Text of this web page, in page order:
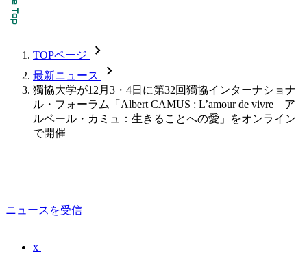
TOPページ chevron_forward
最新ニュース chevron_forward
獨協大学が12月3・4日に第32回獨協インターナショナ
ル・フォーラム「Albert CAMUS : L’amour de vivre ア
ルベール・カミュ：生きることへの愛」をオンライン
で開催
ニュースを受信
x